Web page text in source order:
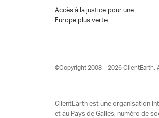
Accès à la justice pour une
Europe plus verte
©Copyright 2008 - 2026 ClientEarth.
ClientEarth est une organisation
et au Pays de Galles, numéro de